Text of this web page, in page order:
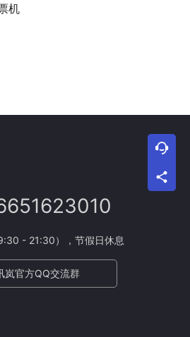
机
- 21:30），节假日休息
岚官方QQ交流群